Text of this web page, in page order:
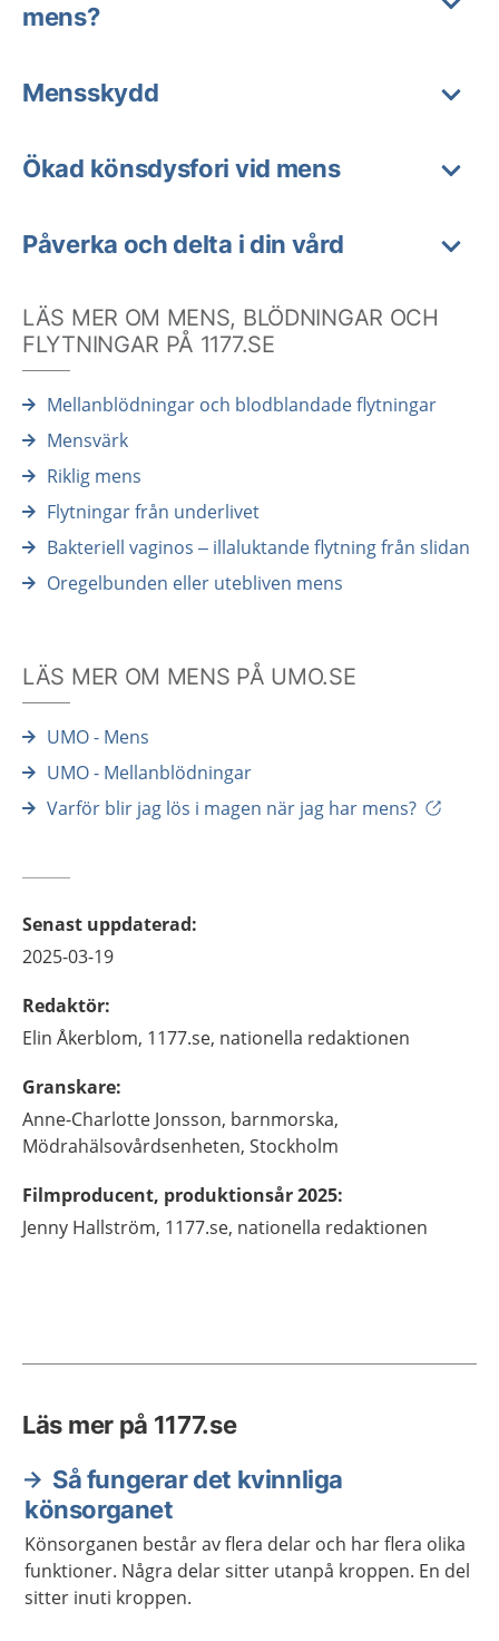
mens?
Mensskydd
Ökad könsdysfori vid mens
Påverka och delta i din vård
LÄS MER OM MENS, BLÖDNINGAR OCH
FLYTNINGAR PÅ 1177.SE
Mellanblödningar och blodblandade flytningar
Mensvärk
Riklig mens
Flytningar från underlivet
Bakteriell vaginos – illaluktande flytning från slidan
Oregelbunden eller utebliven mens
LÄS MER OM MENS PÅ UMO.SE
UMO - Mens
UMO - Mellanblödningar
Varför blir jag lös i magen när jag har mens?
Senast uppdaterad:
2025-03-19
Redaktör:
Elin Åkerblom, 1177.se, nationella redaktionen
Granskare:
Anne-Charlotte Jonsson, barnmorska,
Mödrahälsovårdsenheten, Stockholm
Filmproducent, produktionsår 2025:
Jenny Hallström, 1177.se, nationella redaktionen
Läs mer på 1177.se
Så fungerar det kvinnliga
könsorganet
Könsorganen består av flera delar och har flera olika
funktioner. Några delar sitter utanpå kroppen. En del
sitter inuti kroppen.